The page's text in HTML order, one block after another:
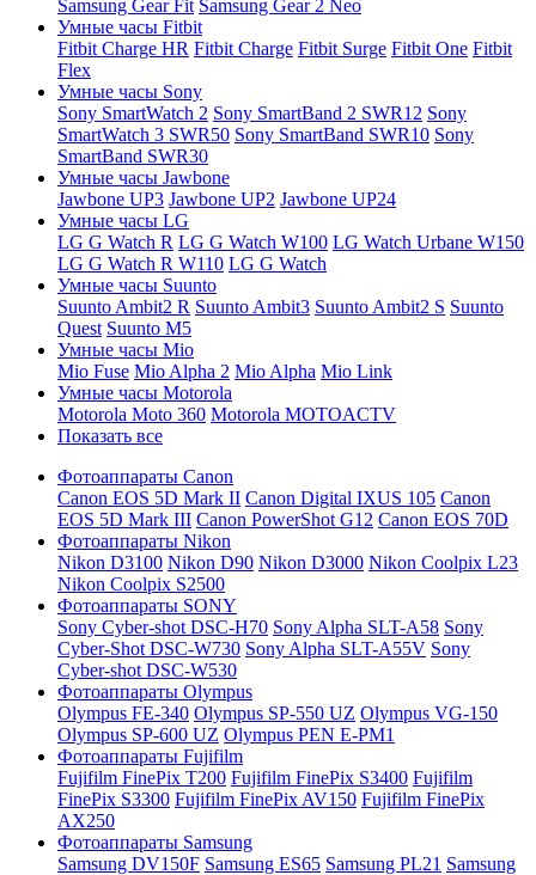
Samsung Gear Fit Samsung Gear 2 Neo
Умные часы Fitbit
Fitbit Charge HR Fitbit Charge Fitbit Surge Fitbit One Fitbit
Flex
Умные часы Sony
Sony SmartWatch 2 Sony SmartBand 2 SWR12 Sony
SmartWatch 3 SWR50 Sony SmartBand SWR10 Sony
SmartBand SWR30
Умные часы Jawbone
Jawbone UP3 Jawbone UP2 Jawbone UP24
Умные часы LG
LG G Watch R LG G Watch W100 LG Watch Urbane W150
LG G Watch R W110 LG G Watch
Умные часы Suunto
Suunto Ambit2 R Suunto Ambit3 Suunto Ambit2 S Suunto
Quest Suunto M5
Умные часы Mio
Mio Fuse Mio Alpha 2 Mio Alpha Mio Link
Умные часы Motorola
Motorola Moto 360 Motorola MOTOACTV
Показать все
Фотоаппараты Canon
Canon EOS 5D Mark II Canon Digital IXUS 105 Canon
EOS 5D Mark III Canon PowerShot G12 Canon EOS 70D
Фотоаппараты Nikon
Nikon D3100 Nikon D90 Nikon D3000 Nikon Coolpix L23
Nikon Coolpix S2500
Фотоаппараты SONY
Sony Cyber-shot DSC-H70 Sony Alpha SLT-A58 Sony
Cyber-Shot DSC-W730 Sony Alpha SLT-A55V Sony
Cyber-shot DSC-W530
Фотоаппараты Olympus
Olympus FE-340 Olympus SP-550 UZ Olympus VG-150
Olympus SP-600 UZ Olympus PEN E-PM1
Фотоаппараты Fujifilm
Fujifilm FinePix T200 Fujifilm FinePix S3400 Fujifilm
FinePix S3300 Fujifilm FinePix AV150 Fujifilm FinePix
AX250
Фотоаппараты Samsung
Samsung DV150F Samsung ES65 Samsung PL21 Samsung